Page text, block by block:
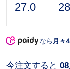
27.0
なら 月々
今注文すると